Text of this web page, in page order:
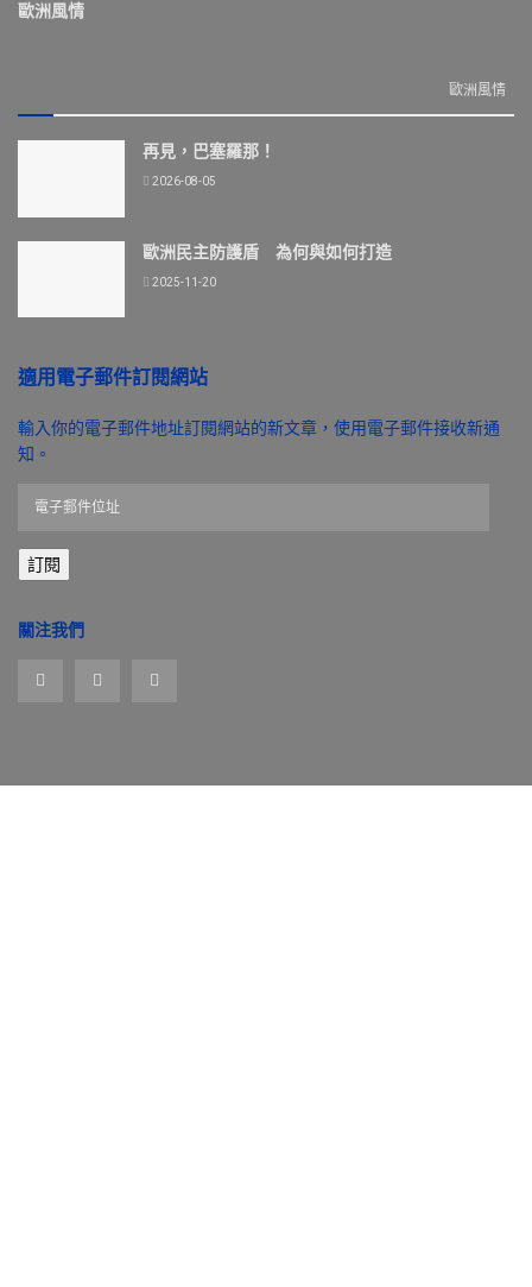
歐洲風情
歐洲風情
再見，巴塞羅那！
2026-08-05
歐洲民主防護盾 為何與如何打造
2025-11-20
適用電子郵件訂閱網站
輸入你的電子郵件地址訂閱網站的新文章，使用電子郵件接收新通
知。
郵
件
址
訂閱
關注我們